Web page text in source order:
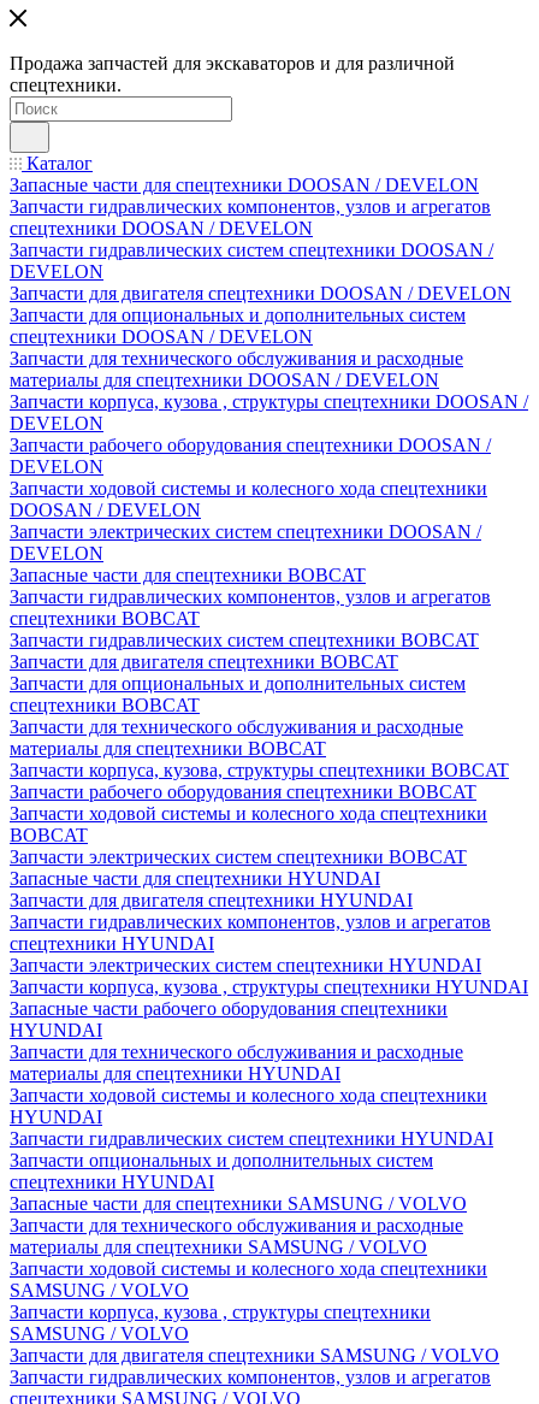
Продажа запчастей для экскаваторов и для различной
спецтехники.
Каталог
Запасные части для спецтехники DOOSAN / DEVELON
Запчасти гидравлических компонентов, узлов и агрегатов
спецтехники DOOSAN / DEVELON
Запчасти гидравлических систем спецтехники DOOSAN /
DEVELON
Запчасти для двигателя спецтехники DOOSAN / DEVELON
Запчасти для опциональных и дополнительных систем
спецтехники DOOSAN / DEVELON
Запчасти для технического обслуживания и расходные
материалы для спецтехники DOOSAN / DEVELON
Запчасти корпуса, кузова , структуры спецтехники DOOSAN /
DEVELON
Запчасти рабочего оборудования спецтехники DOOSAN /
DEVELON
Запчасти ходовой системы и колесного хода спецтехники
DOOSAN / DEVELON
Запчасти электрических систем спецтехники DOOSAN /
DEVELON
Запасные части для спецтехники BOBCAT
Запчасти гидравлических компонентов, узлов и агрегатов
спецтехники BOBCAT
Запчасти гидравлических систем спецтехники BOBCAT
Запчасти для двигателя спецтехники BOBCAT
Запчасти для опциональных и дополнительных систем
спецтехники BOBCAT
Запчасти для технического обслуживания и расходные
материалы для спецтехники BOBCAT
Запчасти корпуса, кузова, структуры спецтехники BOBCAT
Запчасти рабочего оборудования спецтехники BOBCAT
Запчасти ходовой системы и колесного хода спецтехники
BOBCAT
Запчасти электрических систем спецтехники BOBCAT
Запасные части для спецтехники HYUNDAI
Запчасти для двигателя спецтехники HYUNDAI
Запчасти гидравлических компонентов, узлов и агрегатов
спецтехники HYUNDAI
Запчасти электрических систем спецтехники HYUNDAI
Запчасти корпуса, кузова , структуры спецтехники HYUNDAI
Запасные части рабочего оборудования спецтехники
HYUNDAI
Запчасти для технического обслуживания и расходные
материалы для спецтехники HYUNDAI
Запчасти ходовой системы и колесного хода спецтехники
HYUNDAI
Запчасти гидравлических систем спецтехники HYUNDAI
Запчасти опциональных и дополнительных систем
спецтехники HYUNDAI
Запасные части для спецтехники SAMSUNG / VOLVO
Запчасти для технического обслуживания и расходные
материалы для спецтехники SAMSUNG / VOLVO
Запчасти ходовой системы и колесного хода спецтехники
SAMSUNG / VOLVO
Запчасти корпуса, кузова , структуры спецтехники
SAMSUNG / VOLVO
Запчасти для двигателя спецтехники SAMSUNG / VOLVO
Запчасти гидравлических компонентов, узлов и агрегатов
спецтехники SAMSUNG / VOLVO